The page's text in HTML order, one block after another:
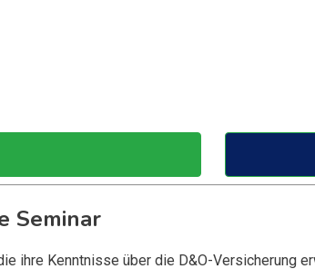
Seminar
ihre Kenntnisse über die D&O-Versicherung